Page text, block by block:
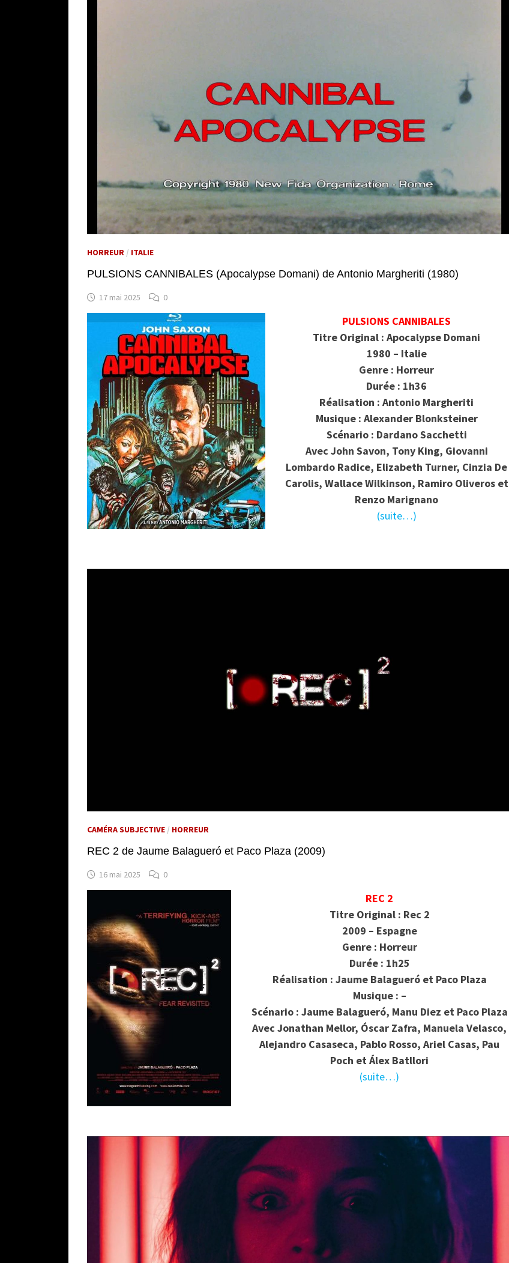
HORREUR / ITALIE
PULSIONS CANNIBALES (Apocalypse Domani) de Antonio Margheriti (1980)
17 mai 2025 0
PULSIONS CANNIBALES
Titre Original : Apocalypse Domani
1980 – Italie
Genre : Horreur
Durée : 1h36
Réalisation : Antonio Margheriti
Musique : Alexander Blonksteiner
Scénario : Dardano Sacchetti
Avec John Savon, Tony King, Giovanni
Lombardo Radice, Elizabeth Turner, Cinzia De
Carolis, Wallace Wilkinson, Ramiro Oliveros et
Renzo Marignano
(suite…)
CAMÉRA SUBJECTIVE / HORREUR
REC 2 de Jaume Balagueró et Paco Plaza (2009)
16 mai 2025 0
REC 2
Titre Original : Rec 2
2009 – Espagne
Genre : Horreur
Durée : 1h25
Réalisation : Jaume Balagueró et Paco Plaza
Musique : –
Scénario : Jaume Balagueró, Manu Diez et Paco Plaza
Avec Jonathan Mellor, Óscar Zafra, Manuela Velasco,
Alejandro Casaseca, Pablo Rosso, Ariel Casas, Pau
Poch et Álex Batllori
(suite…)